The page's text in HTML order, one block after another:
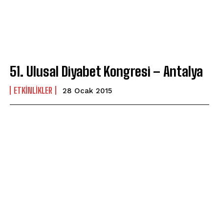
51. Ulusal Diyabet Kongresi – Antalya
ETKINLIKLER 28 Ocak 2015